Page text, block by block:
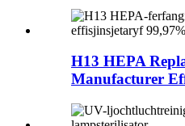
H13 HEPA
Manufacturer